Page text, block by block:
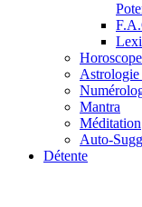
Mantra
Méditation
Auto-
Détente